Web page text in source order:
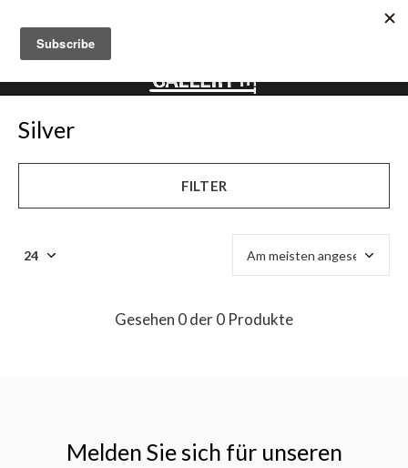
0
Silver
FILTER
Gesehen 0 der 0 Produkte
Melden Sie sich für unseren